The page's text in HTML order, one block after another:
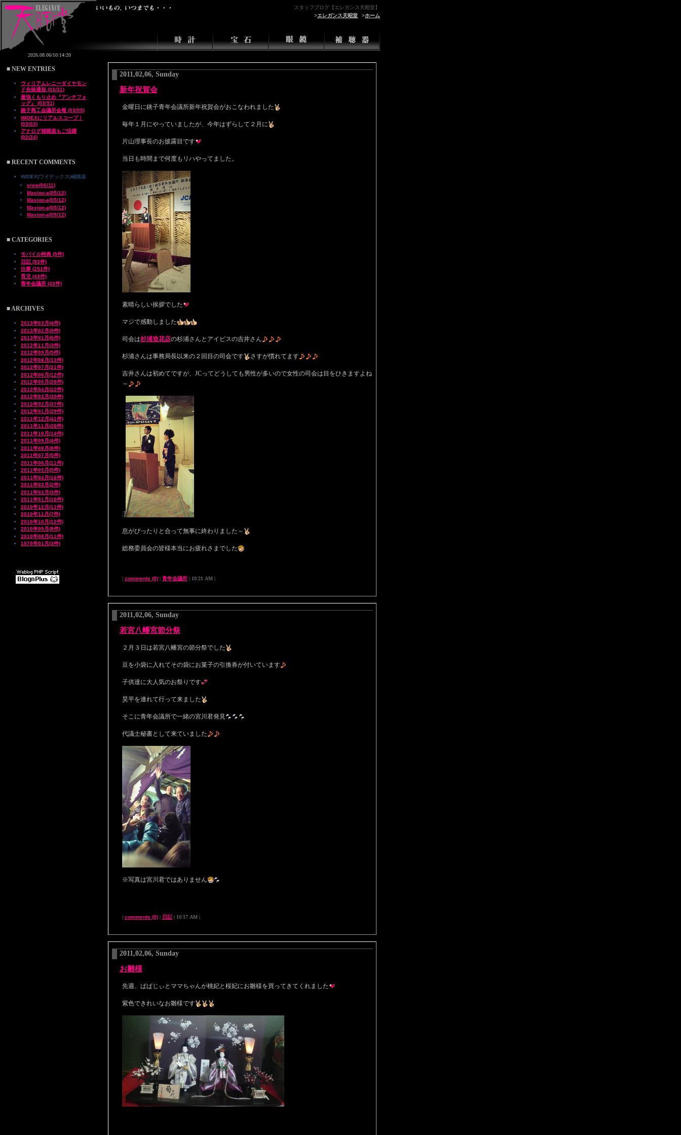
スタッフブログ【エレガンス天昭堂】
>エレガンス天昭堂 >ホーム
■ NEW ENTRIES
ウィリアムレニーダイヤモン
ド合格通知 (03/31)
最強くもり止め『アンチフォ
ッグ』 (03/31)
銚子商工会議所会報 (03/05)
WIDEXにリアルスコープ！
(03/03)
アナログ補聴器もご活躍
(02/24)
■ RECENT COMMENTS
WIDEX(ワイデックス)補聴器
erew(06/11)
Mavion-a(05/12)
Mavion-a(05/12)
Mavion-a(05/12)
Mavion-a(05/12)
■ CATEGORIES
モバイル特典 (5件)
日記 (92件)
仕事 (251件)
育児 (43件)
青年会議所 (43件)
■ ARCHIVES
2013年03月(4件)
2013年02月(9件)
2013年01月(6件)
2012年11月(3件)
2012年09月(5件)
2012年08月(13件)
2012年07月(21件)
2012年06月(12件)
2012年05月(28件)
2012年04月(22件)
2012年03月(39件)
2012年02月(37件)
2012年01月(29件)
2011年12月(41件)
2011年11月(28件)
2011年10月(14件)
2011年09月(4件)
2011年08月(8件)
2011年07月(5件)
2011年06月(11件)
2011年05月(5件)
2011年04月(16件)
2011年03月(2件)
2011年02月(3件)
2011年01月(18件)
2010年12月(11件)
2010年11月(7件)
2010年10月(12件)
2010年09月(8件)
2010年08月(11件)
1970年01月(3件)
2011,02,06, Sunday
新年祝賀会
金曜日に銚子青年会議所新年祝賀会がおこなわれました
毎年１月にやっていましたが、今年はずらして２月に
片山理事長のお披露目です
当日も時間まで何度もリハやってました。
素晴らしい挨拶でした
マジで感動しました
司会は杉浦造花店の杉浦さんとアイビスの吉井さん
杉浦さんは事務局長以来の２回目の司会です さすが慣れてます
吉井さんは初めてですが、JCってどうしても男性が多いので女性の司会は目をひきますよね
～
:]
息がぴったりと合って無事に終わりました～
総務委員会の皆様本当にお疲れさまでした
| comments (0)| 青年会議所| 10:21 AM |
2011,02,06, Sunday
若宮八幡宮節分祭
２月３日は若宮八幡宮の節分祭でした
豆を小袋に入れてその袋にお菓子の引換券が付いています
子供達に大人気のお祭りです
昊平を連れて行って来ました
そこに青年会議所で一緒の宮川君発見
代議士秘書として来ていました
※写真は宮川君ではありません
| comments (0)| 日記| 10:17 AM |
2011,02,06, Sunday
お雛様
先週、ぱぱじぃとママちゃんが桃妃と桜妃にお雛様を買ってきてくれました
紫色できれいなお雛様です